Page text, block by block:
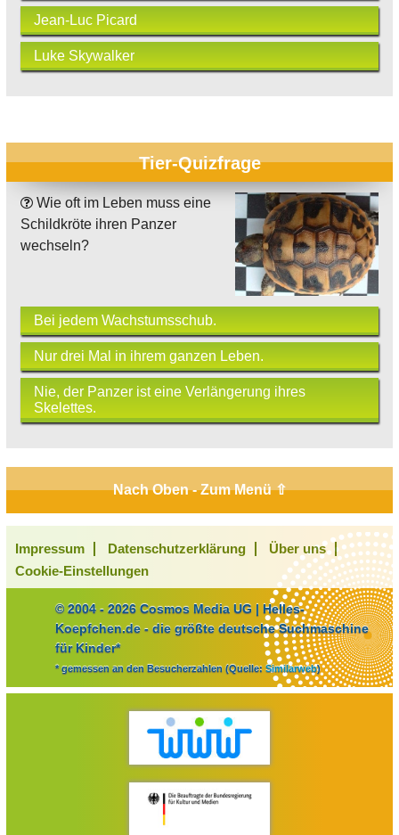
Jean-Luc Picard
Luke Skywalker
Tier-Quizfrage
Wie oft im Leben muss eine
Schildkröte ihren Panzer
wechseln?
Bei jedem Wachstumsschub.
Nur drei Mal in ihrem ganzen Leben.
Nie, der Panzer ist eine Verlängerung ihres
Skelettes.
Nach Oben - Zum Menü ⇧
Impressum Datenschutzerklärung
Über uns
Cookie-Einstellungen
© 2004 - 2026 Cosmos Media UG | Helles-
Koepfchen.de - die größte deutsche Suchmaschine
für Kinder*
* gemessen an den Besucherzahlen (Quelle: Similarweb)